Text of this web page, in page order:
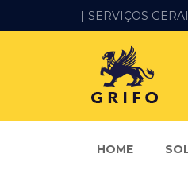
| SERVIÇOS
HOME